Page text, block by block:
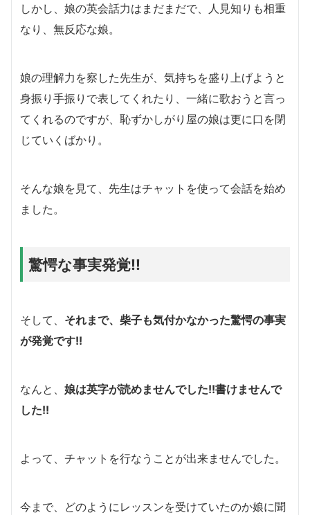
しかし、娘の英会話力はまだまだで、人見知りも相重
なり、無反応な娘。
娘の理解力を察した先生が、気持ちを盛り上げようと
身振り手振りで表してくれたり、一緒に歌おうと言っ
てくれるのですが、恥ずかしがり屋の娘は更に口を閉
じていくばかり。
そんな娘を見て、先生はチャットを使って会話を始め
ました。
驚愕な事実発覚!!
そして、 それまで、柴子も気付かなかった驚愕の事実
が発覚です!!
なんと、 娘は英字が読めませんでした!!書けませんで
した!!
よって、チャットを行なうことが出来ませんでした。
今まで、どのようにレッスンを受けていたのか娘に聞